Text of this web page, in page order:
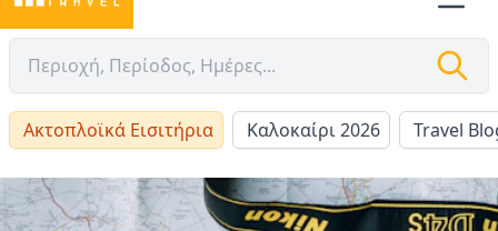
Ακτοπλοϊκά Εισιτήρια Καλοκαίρι 2026 Travel